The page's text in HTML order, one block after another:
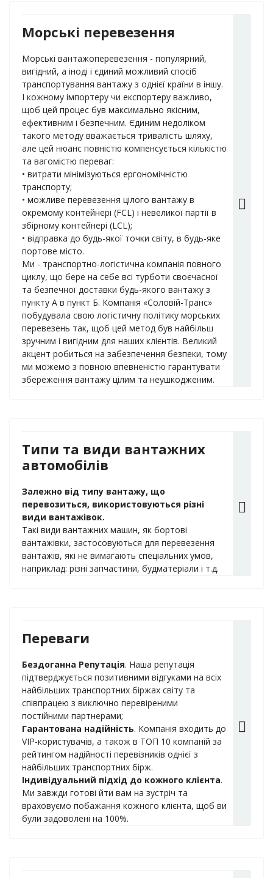
Морські перевезення
Морські вантажоперевезення - популярний,
вигідний, а іноді і єдиний можливий спосіб
транспортування вантажу з однієї країни в іншу.
І кожному імпортеру чи експортеру важливо,
щоб цей процес був максимально якісним,
ефективним і безпечним. Єдиним недоліком
такого методу вважається тривалість шляху,
але цей нюанс повністю компенсується кількістю
та вагомістю переваг:
• витрати мінімізуються ергономічністю
транспорту;
• можливе перевезення цілого вантажу в
окремому контейнері (FCL) і невеликої партії в
збірному контейнері (LCL);
• відправка до будь-якої точки світу, в будь-яке
портове місто.
Ми - транспортно-логістична компанія повного
циклу, що бере на себе всі турботи своєчасної
та безпечної доставки будь-якого вантажу з
пункту А в пункт Б. Компанія «Соловій-Транс»
побудувала свою логістичну політику морських
перевезень так, щоб цей метод був найбільш
зручним і вигідним для наших клієнтів. Великий
акцент робиться на забезпечення безпеки, тому
ми можемо з повною впевненістю гарантувати
збереження вантажу цілим та неушкодженим.
Типи та види вантажних
автомобілів
Залежно від типу вантажу, що
перевозиться, використовуються різні
види вантажівок.
Такі види вантажних машин, як бортові
вантажівки, застосовуються для перевезення
вантажів, які не вимагають спеціальних умов,
наприклад: різні запчастини, будматеріали і т.д.
Переваги
Бездоганна Репутація. Наша репутація
підтверджується позитивними відгуками на всіх
найбільших транспортних біржах світу та
співпрацею з виключно перевіреними
постійними партнерами;
Гарантована надійність. Компанія входить до
VIP-користувачів, а також в ТОП 10 компаній за
рейтингом надійності перевізників однієї з
найбільших транспортних бірж.
Індивідуальний підхід до кожного клієнта.
Ми завжди готові йти вам на зустріч та
враховуємо побажання кожного клієнта, щоб ви
були задоволені на 100%.